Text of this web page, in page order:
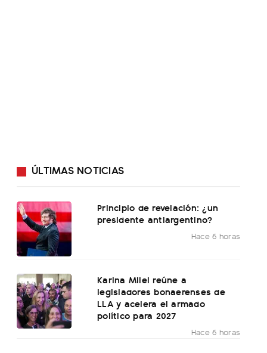
ÚLTIMAS NOTICIAS
Principio de revelación: ¿un
presidente antiargentino?
Hace 6 horas
Karina Milei reúne a
legisladores bonaerenses de
LLA y acelera el armado
político para 2027
Hace 6 horas